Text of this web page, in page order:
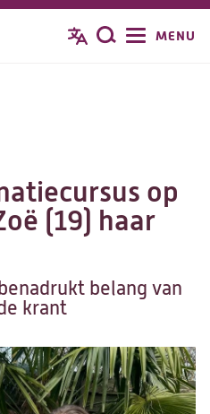
Zoeken
MENU
op
(19) haar
belang van
krant